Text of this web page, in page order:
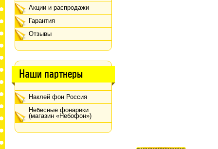
Акции и распродажи
Гарантия
Отзывы
Наши партнеры
Наклей фон Россия
Небесные фонарики
(магазин «Небофон»)